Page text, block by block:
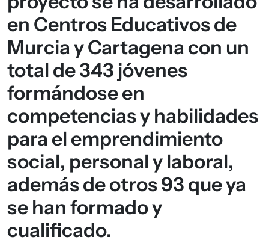
en Centros Educativos de
Murcia y Cartagena con un
total de 343 jóvenes
formándose en
competencias y habilidades
para el emprendimiento
social, personal y laboral,
además de otros 93 que ya
se han formado y
cualificado.